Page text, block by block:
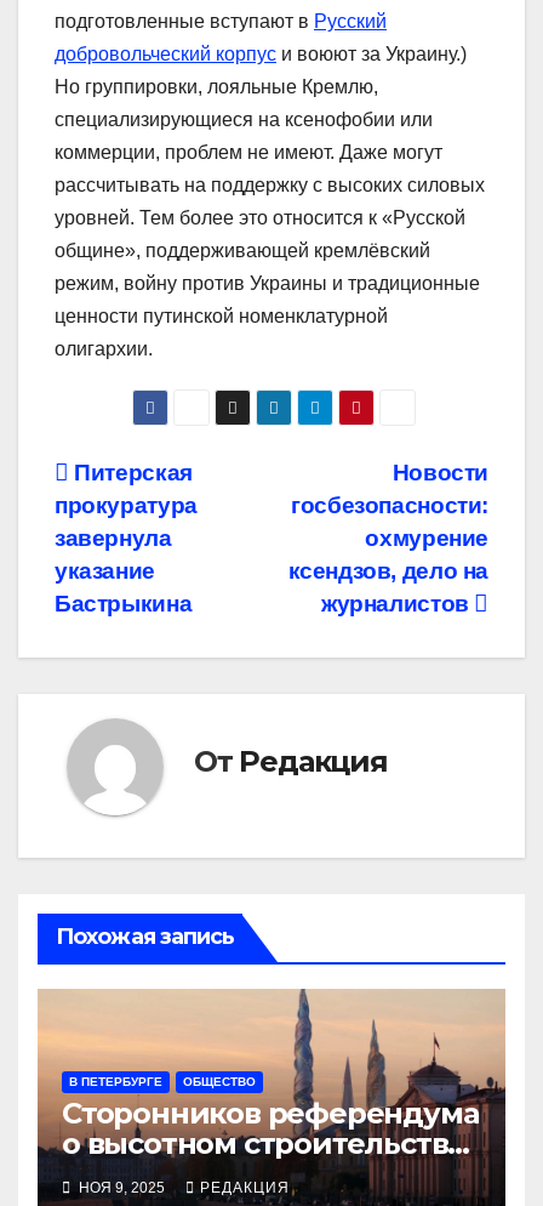
подготовленные вступают в Русский
добровольческий корпус и воюют за Украину.)
Но группировки, лояльные Кремлю,
специализирующиеся на ксенофобии или
коммерции, проблем не имеют. Даже могут
рассчитывать на поддержку с высоких силовых
уровней. Тем более это относится к «Русской
общине», поддерживающей кремлёвский
режим, войну против Украины и традиционные
ценности путинской номенклатурной
олигархии.
Навигация
по
записям
Новости
госбезопасности:
охмурение
ксендзов, дело на
журналистов
Питерская
прокуратура
завернула
указание
Бастрыкина
От Редакция
Похожая запись
В ПЕТЕРБУРГЕ ОБЩЕСТВО
Сторонников референдума
о высотном строительстве
предостерегает
НОЯ 9, 2025 РЕДАКЦИЯ